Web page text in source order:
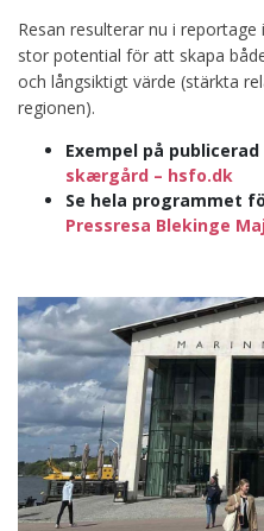
Resan resulterar nu i
stor potential för att skapa
och långsiktigt värde (stärkta
regionen).
Exempel på
skærgård – hsfo.dk
Se hela programmet
Pressresa Blekinge